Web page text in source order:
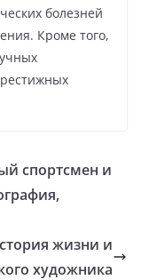
болезней
Кроме того,
спортсмен и
жизни и
художника